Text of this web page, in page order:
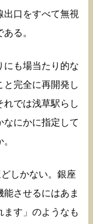
出口をすべて無視
る。
にも場当たり的な
と完全に再開発し
れでは浅草駅らし
なにかに指定して
しかない。銀座
させるにはあま
ます」のようなも